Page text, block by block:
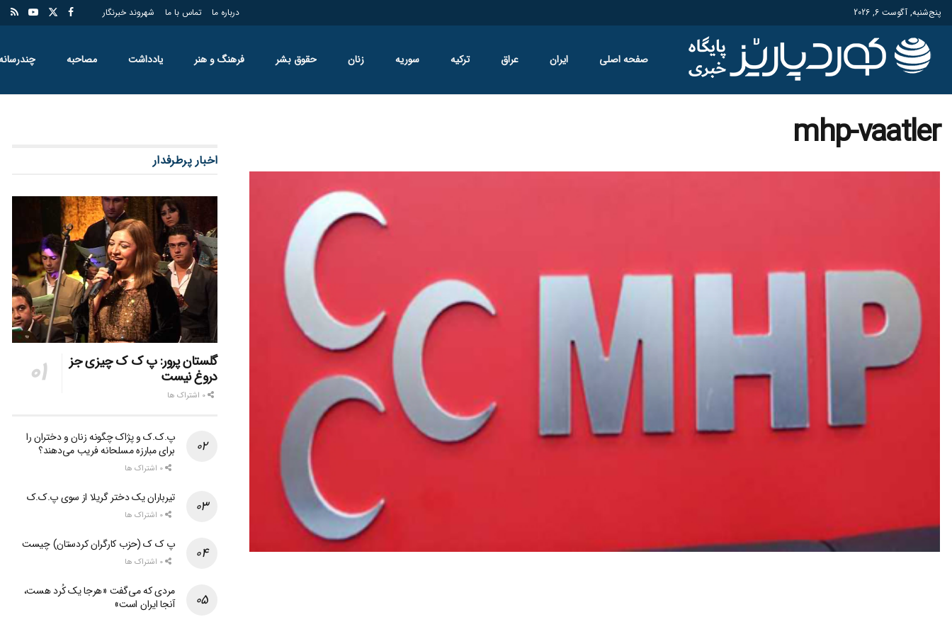
پنج‌شنبه, آگوست 6, 2026 درباره ما تماس با ما شهروند خبرنگار
صفحه اصلی ایران عراق ترکیه سوریه زنان حقوق بشر فرهنگ و هنر یادداشت مصاحبه
mhp-vaatler
اخبار پرطرفدار
گلستان پرور: پ ک ک چیزی جز
دروغ نیست
پ.ک.ک و پژاک چگونه زنان و دختران را
برای مبارزه مسلحانه فریب می‌دهند؟
تیرباران یک دختر گریلا از سوی پ.ک.ک
پ ک ک (حزب کارگران کردستان) چیست
مردی که می‌گفت «هرجا یک کُرد هست،
آنجا ایران است»